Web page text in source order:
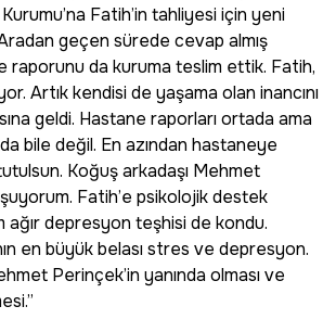
Fatih’in tahliyesi için yeni
geçen sürede cevap almış
raporunu da kuruma teslim ettik. Fatih,
Artık kendisi de yaşama olan inancını
geldi. Hastane raporları ortada ama
bile değil. En azından hastaneye
tutulsun. Koğuş arkadaşı Mehmet
Fatih’e psikolojik destek
ağır depresyon teşhisi de kondu.
en büyük belası stres ve depresyon.
Perinçek’in yanında olması ve